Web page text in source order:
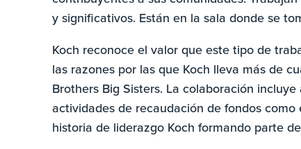
y significativos. Están en la sala donde se
Koch reconoce el valor que este tipo de
las razones por las que Koch lleva más de
Brothers Big Sisters. La colaboración
actividades de recaudación de fondos
historia de liderazgo Koch formando parte